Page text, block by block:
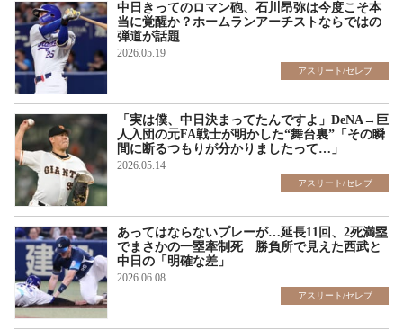
中日きってのロマン砲、石川昂弥は今度こそ本
当に覚醒か？ホームランアーチストならではの
弾道が話題
2026.05.19
アスリート/セレブ
「実は僕、中日決まってたんですよ」DeNA→巨
人入団の元FA戦士が明かした“舞台裏”「その瞬
間に断るつもりが分かりましたって…」
2026.05.14
アスリート/セレブ
あってはならないプレーが…延長11回、2死満塁
でまさかの一塁牽制死 勝負所で見えた西武と
中日の「明確な差」
2026.06.08
アスリート/セレブ